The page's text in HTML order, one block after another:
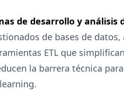
de desarrollo y análisis
de bases de
ETL que
la barrera técnica